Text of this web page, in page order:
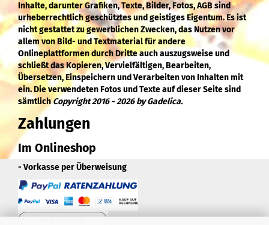
Inhalte, darunter Grafiken, Texte, Bilder, Fotos, AGB sind
urheberrechtlich geschütztes und geistiges Eigentum. Es ist
nicht gestattet zu gewerblichen Zwecken, das Nutzen vor
allem von Bild- und Textmaterial für andere
Onlineplattformen durch Dritte auch auszugsweise und
schließt das Kopieren, Vervielfältigen, Bearbeiten,
Übersetzen, Einspeichern und Verarbeiten von Inhalten mit
ein. Die verwendeten Fotos und Texte auf dieser Seite sind
sämtlichCopyright 2016 - 2026 by Gadelica.
Zahlungen
Im Onlineshop
- Vorkasse per Überweisung